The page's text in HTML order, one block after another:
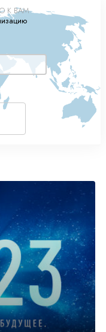
К ВАМ